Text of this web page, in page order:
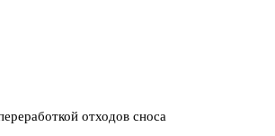
отходов сноса